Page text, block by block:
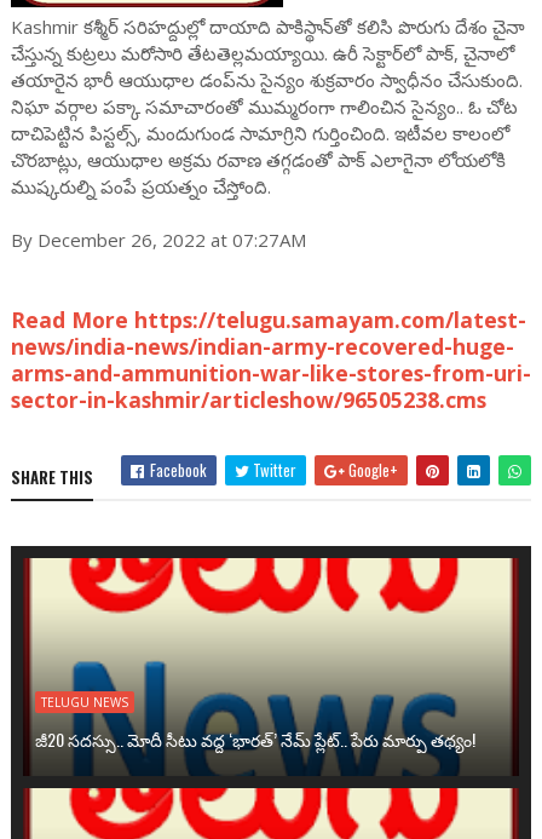
Kashmir కశ్మీర్ సరిహద్దుల్లో దాయాది పాకిస్థాన్‌తో కలిసి పొరుగు దేశం చైనా
చేస్తున్న కుట్రలు మరోసారి తేటతెల్లమయ్యాయి. ఉరీ సెక్టార్‌లో పాక్, చైనాలో
తయారైన భారీ ఆయుధాల డంప్‌ను సైన్యం శుక్రవారం స్వాధీనం చేసుకుంది.
నిఘా వర్గాల పక్కా సమాచారంతో ముమ్మరంగా గాలించిన సైన్యం.. ఓ చోట
దాచిపెట్టిన పిస్టల్స్, మందుగుండ సామాగ్రిని గుర్తించింది. ఇటీవల కాలంలో
చొరబాట్లు, ఆయుధాల అక్రమ రవాణ తగ్గడంతో పాక్ ఎలాగైనా లోయలోకి
ముష్కరుల్ని పంపే ప్రయత్నం చేస్తోంది.
By December 26, 2022 at 07:27AM
Read More https://telugu.samayam.com/latest-
news/india-news/indian-army-recovered-huge-
arms-and-ammunition-war-like-stores-from-uri-
sector-in-kashmir/articleshow/96505238.cms
SHARE THIS Facebook Twitter Google+
TELUGU NEWS
జీ20 సదస్సు.. మోదీ సీటు వద్ద ‘భారత్’ నేమ్ ప్లేట్‌.. పేరు మార్పు తథ్యం!